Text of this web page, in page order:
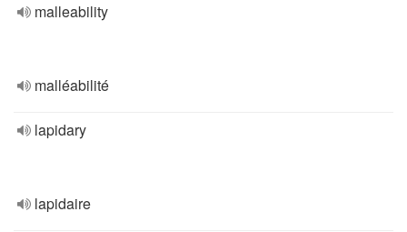
malleability
malléabilité
lapidary
lapidaire